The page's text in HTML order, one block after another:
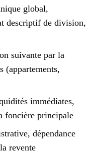
global,
descriptif de division,
suivante par la
(appartements,
immédiates,
foncière principale
dépendance
revente